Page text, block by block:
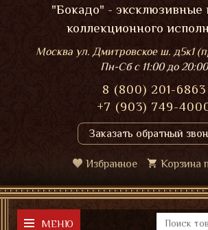
"Бокадо" - эксклюзивные
коллекционного
Москва ул. Дмитровское ш. д5к1
Пн-Сбс 11:00 до 20:00
8 (800) 201-6863
+7 (903) 749-
Заказать обратный
Избранное Корзина
МЕНЮ